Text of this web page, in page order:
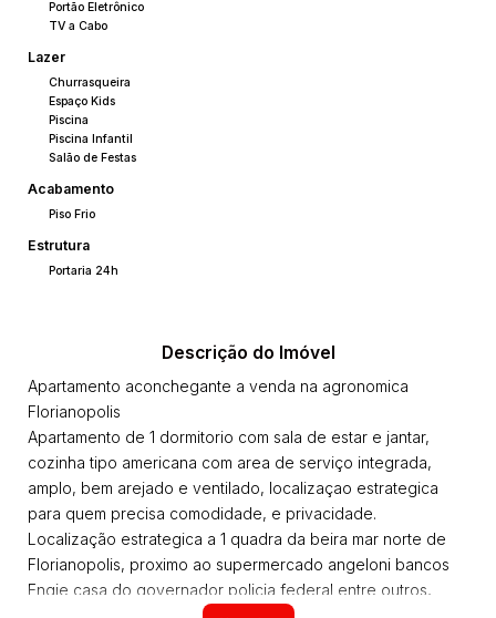
Portão Eletrônico
TV a Cabo
Lazer
Churrasqueira
Espaço Kids
Piscina
Piscina Infantil
Salão de Festas
Acabamento
Piso Frio
Estrutura
Portaria 24h
Descrição do Imóvel
Apartamento aconchegante a venda na agronomica
Florianopolis
Apartamento de 1 dormitorio com sala de estar e jantar,
cozinha tipo americana com area de serviço integrada,
amplo, bem arejado e ventilado, localizaçao estrategica
para quem precisa comodidade, e privacidade.
Localização estrategica a 1 quadra da beira mar norte de
Florianopolis, proximo ao supermercado angeloni bancos
Engie casa do governador policia federal entre outros,